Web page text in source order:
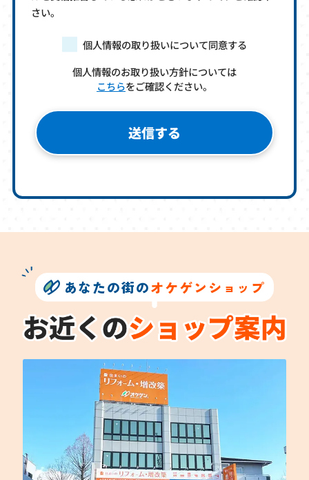
さい。
個人情報の取り扱いについて同意する
個人情報のお取り扱い方針については
こちらをご確認ください。
あなたの街のオケゲンショップ